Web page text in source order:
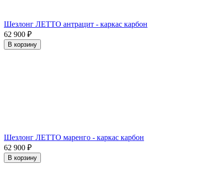
Шезлонг ЛЕТТО антрацит - каркас карбон
62 900 ₽
В корзину
Шезлонг ЛЕТТО маренго - каркас карбон
62 900 ₽
В корзину